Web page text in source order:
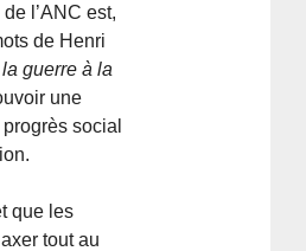
l’ANC est,
de Henri
guerre à la
une
social
que les
tout au